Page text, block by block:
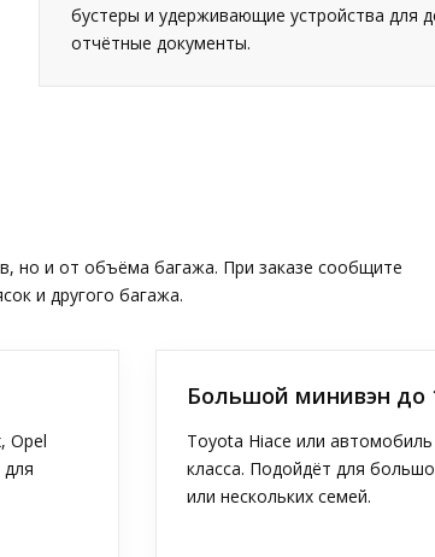
бустеры и удерживающие устройства для
отчётные документы.
но и от объёма багажа. При заказе сообщите
и другого багажа.
Opel
Большой минивэн до
Toyota Hiace или автомобиль
класса. Подойдёт для
или нескольких семей.